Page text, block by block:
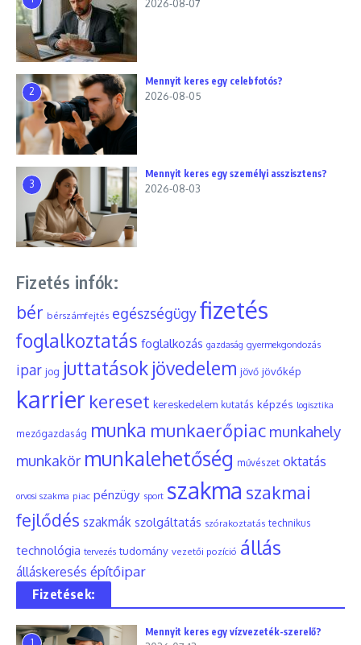
2026-08-07
2
Mennyit keres egy celebfotós?
2026-08-05
3
Mennyit keres egy személyi asszisztens?
2026-08-03
Fizetés infók:
bér bérszámfejtés egészségügyfizetés
foglalkoztatás foglalkozás gazdaság gyermekgondozás
ipar jog juttatások jövedelem jövő jövőkép
karrier kereset kereskedelem kutatás képzés logisztika
mezőgazdaság munka munkaerőpiac munkahely
munkakör munkalehetőség művészet oktatás
orvosi szakma piac pénzügy sport szakma szakmai
fejlődés szakmák szolgáltatás szórakoztatás technikus
technológia tervezés tudomány vezetői pozíció állás
álláskeresés építőipar
Fizetések:
1
Mennyit keres egy vízvezeték-szerelő?